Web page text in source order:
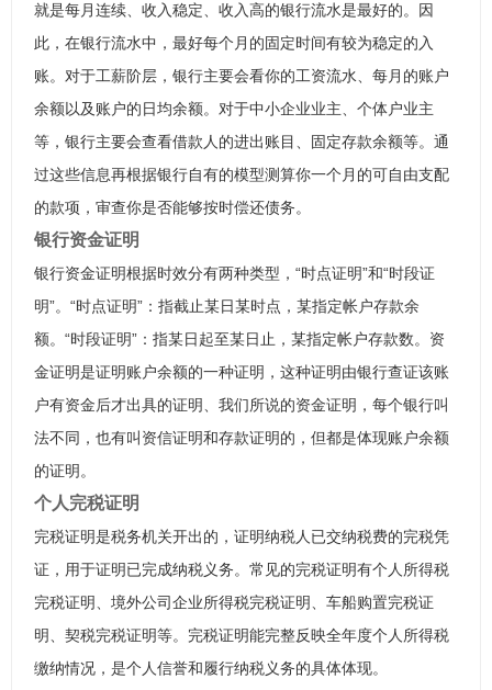
就是每月连续、收入稳定、收入高的银行流水是最好的。因
此，在银行流水中，最好每个月的固定时间有较为稳定的入
账。对于工薪阶层，银行主要会看你的工资流水、每月的账户
余额以及账户的日均余额。对于中小企业业主、个体户业主
等，银行主要会查看借款人的进出账目、固定存款余额等。通
过这些信息再根据银行自有的模型测算你一个月的可自由支配
的款项，审查你是否能够按时偿还债务。
银行资金证明
银行资金证明根据时效分有两种类型，“时点证明”和“时段证
明”。“时点证明”：指截止某日某时点，某指定帐户存款余
额。“时段证明”：指某日起至某日止，某指定帐户存款数。资
金证明是证明账户余额的一种证明，这种证明由银行查证该账
户有资金后才出具的证明、我们所说的资金证明，每个银行叫
法不同，也有叫资信证明和存款证明的，但都是体现账户余额
的证明。
个人完税证明
完税证明是税务机关开出的，证明纳税人已交纳税费的完税凭
证，用于证明已完成纳税义务。常见的完税证明有个人所得税
完税证明、境外公司企业所得税完税证明、车船购置完税证
明、契税完税证明等。完税证明能完整反映全年度个人所得税
缴纳情况，是个人信誉和履行纳税义务的具体体现。